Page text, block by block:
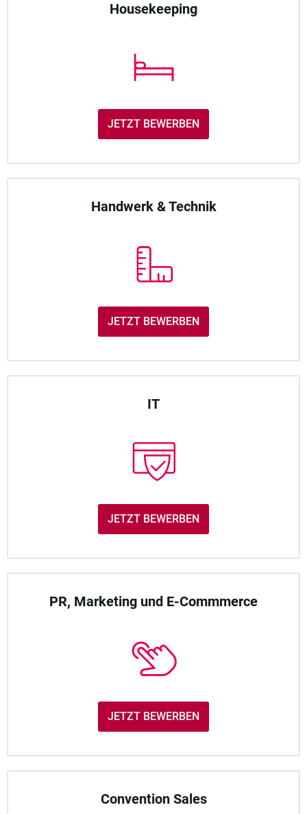
Housekeeping
JETZT BEWERBEN
Handwerk & Technik
JETZT BEWERBEN
IT
JETZT BEWERBEN
PR, Marketing und E-Commmerce
JETZT BEWERBEN
Convention Sales